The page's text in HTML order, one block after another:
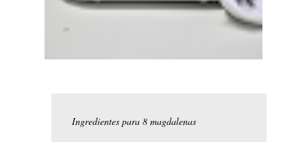
Ingredientes para 8 magdalenas